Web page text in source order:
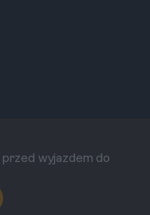
wyjazdem do